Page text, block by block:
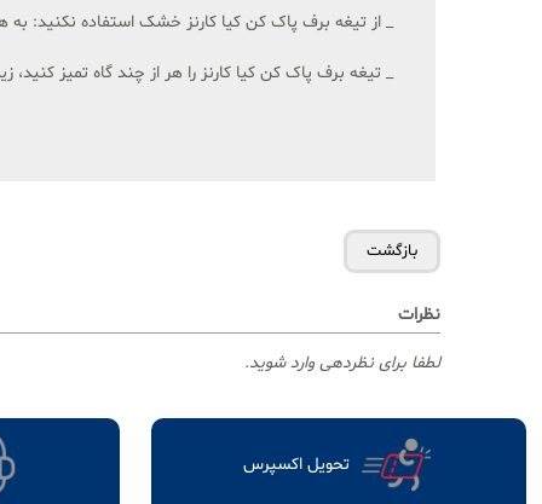
_ از تیغه برف پاک کن کیا کارنز خشک استفاده نکنید:
_ تیغه برف پاک کن کیا کارنز را هر از چند گاه تمیز
نظرات
لطفا برای نظردهی وارد شوید.
تحویل اکسپرس